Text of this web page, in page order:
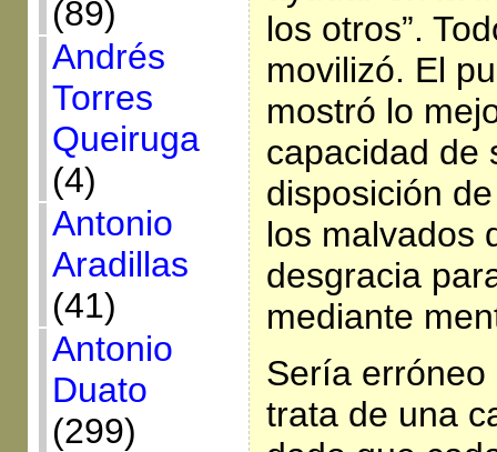
(89)
Andrés
Torres
Queiruga
(4)
Antonio
Aradillas
(41)
Antonio
Duato
(299)
los otros”.
movilizó. El
mostró lo
capacidad de
disposición
los malvados
desgracia
mediante
Sería
trata de una